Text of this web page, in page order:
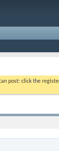
post: click the